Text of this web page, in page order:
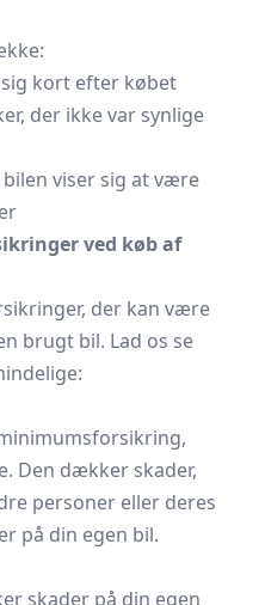
kort efter købet
der ikke var synlige
bilen viser sig at være
ved køb af
der kan være
brugt bil. Lad os se
Den dækker skader,
personer eller deres
på din egen bil.
skader på din egen